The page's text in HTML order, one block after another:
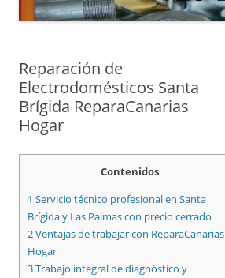
Reparación de
Electrodomésticos Santa
Brígida ReparaCanarias
Hogar
Contenidos
1 Servicio técnico profesional en Santa
Brígida y Las Palmas con precio cerrado
2Ventajas de trabajar con ReparaCanarias
Hogar
3Trabajo integral de diagnóstico y